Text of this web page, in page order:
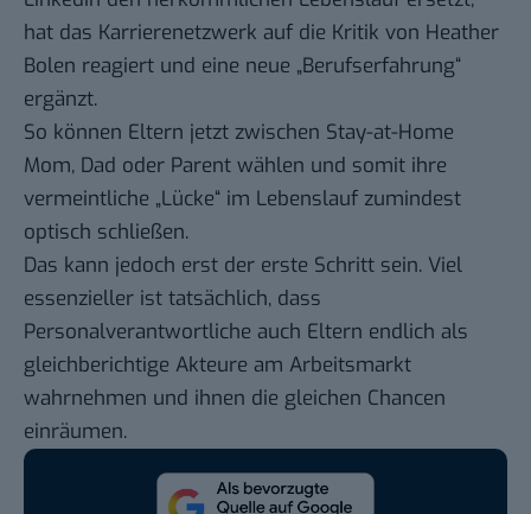
hat das Karrierenetzwerk auf die Kritik von Heather
Bolen reagiert und eine neue „Berufserfahrung“
ergänzt.
So können Eltern jetzt zwischen Stay-at-Home
Mom, Dad oder Parent wählen und somit ihre
vermeintliche „Lücke“ im Lebenslauf zumindest
optisch schließen.
Das kann jedoch erst der erste Schritt sein. Viel
essenzieller ist tatsächlich, dass
Personalverantwortliche auch Eltern endlich als
gleichberichtige Akteure am Arbeitsmarkt
wahrnehmen und ihnen die gleichen Chancen
einräumen.